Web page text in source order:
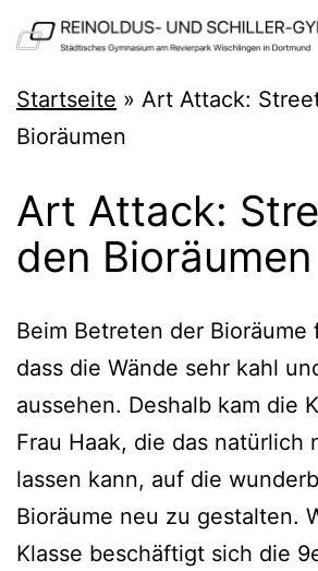
Zum
Inhalt
springen
Reinoldus-
und
Gymnasium
Dortmund
Startseite » Art Attack:
Bioräumen
Art Attack:
den Bioräumen
Beim Betre­ten der Bio­räu­me
dass die Wän­de sehr kahl
aus­se­hen. Des­halb kam die
Frau Haak, die das natür­lich
las­sen kann, auf die
Bio­räu­me neu zu gestal­ten.
Klas­se beschäf­tigt sich die